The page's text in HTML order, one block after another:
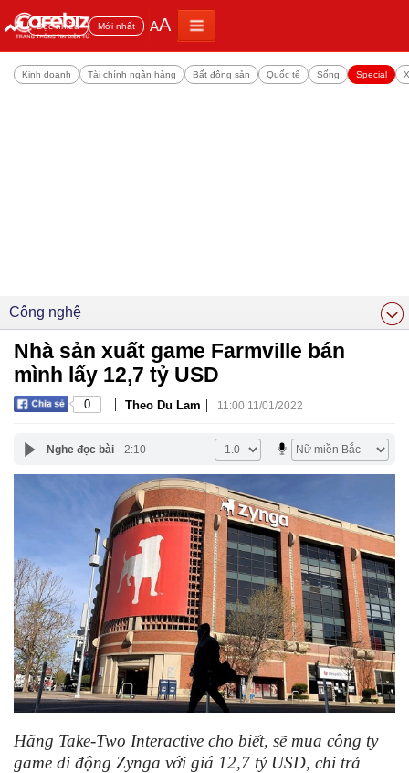
Đọc nhiều Mới nhất AA
Kinh doanh Tài chính ngân hàng Bất động sản Quốc tế Sống Special
Công nghệ
Nhà sản xuất game Farmville bán
mình lấy 12,7 tỷ USD
0 | Theo Du Lam | 11:00 11/01/2022
Nghe đọc bài 2:10
Hãng Take-Two Interactive cho biết, sẽ mua công ty
game di động Zynga với giá 12,7 tỷ USD, chi trả